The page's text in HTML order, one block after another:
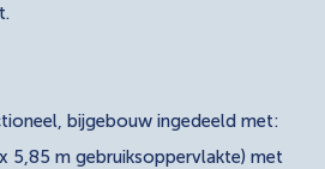
bijgebouw ingedeeld met:
5,85 m gebruiksoppervlakte) met